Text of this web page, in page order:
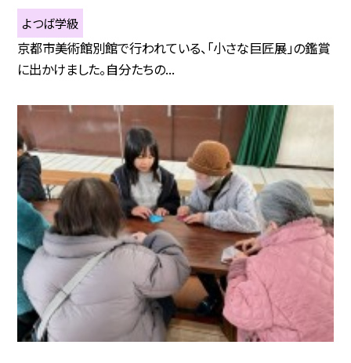
よつば学級
京都市美術館別館で行われている、「小さな巨匠展」の鑑賞
に出かけました。自分たちの...